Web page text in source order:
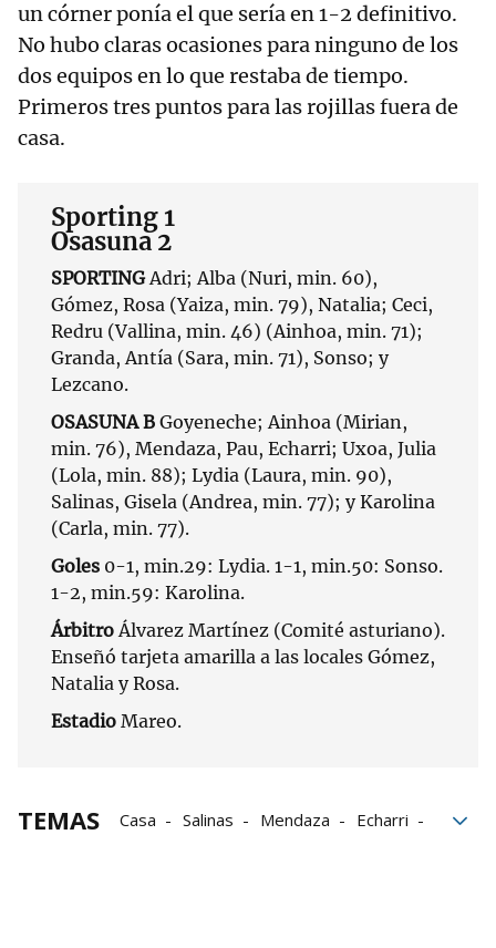
un córner ponía el que sería en 1-2 definitivo.
No hubo claras ocasiones para ninguno de los
dos equipos en lo que restaba de tiempo.
Primeros tres puntos para las rojillas fuera de
casa.
Sporting 1
Osasuna 2
SPORTINGAdri; Alba (Nuri, min. 60),
Gómez, Rosa (Yaiza, min. 79), Natalia; Ceci,
Redru (Vallina, min. 46) (Ainhoa, min. 71);
Granda, Antía (Sara, min. 71), Sonso; y
Lezcano.
OSASUNA B Goyeneche; Ainhoa (Mirian,
min. 76), Mendaza, Pau, Echarri; Uxoa, Julia
(Lola, min. 88); Lydia (Laura, min. 90),
Salinas, Gisela (Andrea, min. 77); y Karolina
(Carla, min. 77).
Goles 0-1, min.29: Lydia. 1-1, min.50: Sonso.
1-2, min.59: Karolina.
ÁrbitroÁlvarez Martínez (Comité asturiano).
Enseñó tarjeta amarilla a las locales Gómez,
Natalia y Rosa.
Estadio Mareo.
TEMAS Casa Salinas Mendaza
Echarri